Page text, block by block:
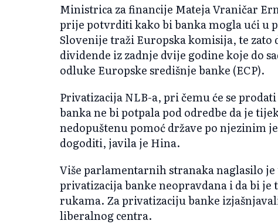
Ministrica za financije Mateja Vraničar
prije potvrditi kako bi banka mogla ući u
Slovenije traži Europska komisija, te zato
dividende iz zadnje dvije godine koje do
odluke Europske središnje banke (ECP).
Privatizacija NLB-a, pri čemu će se
banka ne bi potpala pod odredbe da je
nedopuštenu pomoć države po njezinim
dogoditi, javila je Hina.
Više parlamentarnih stranaka naglasilo
privatizacija banke neopravdana i da bi
rukama. Za privatizaciju banke
liberalnog centra.